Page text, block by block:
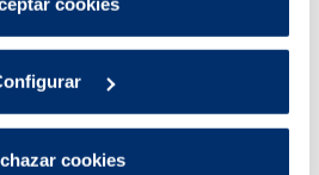
cookies
basada en el servicio, el
con muchas historias
la compañía ha querido recoger
de libros llenos de evocaciones,